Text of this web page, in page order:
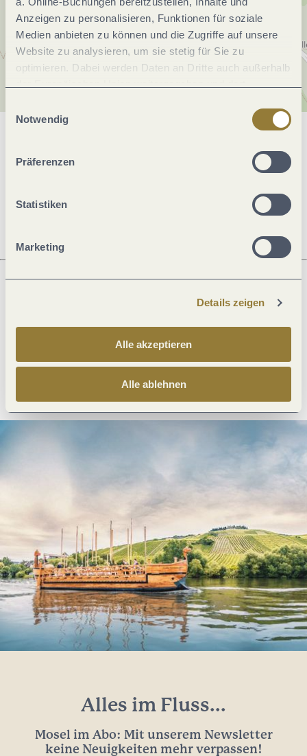
Anzeigen zu personalisieren, Funktionen für soziale
Medien anbieten zu können und die Zugriffe auf unsere
Website zu analysieren, um sie stetig für Sie zu
optimieren. Dabei werden Daten an Dritte auch außerhalb
jederzeit widerrufen werden. Mit der Auswahl "Alle
ablehnen" kann es zu Beeinträchtigungen in der Nutzung
Notwendig
Präferenzen
Statistiken
Marketing
Details zeigen
Alle akzeptieren
Alle ablehnen
Öffnungszeiten
Anreise planen
Alles im Fluss...
Mosel im Abo: Mit unserem Newsletter
keine Neuigkeiten mehr verpassen!